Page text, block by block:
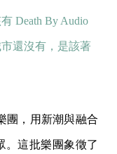
Death By Audio
還沒有，是該著
團，用新潮與融合
。這批樂團象徵了